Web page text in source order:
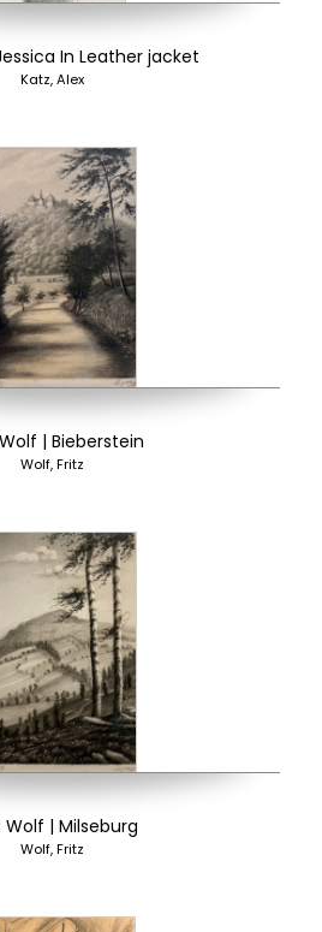
In Leather jacket
Katz, Alex
| Bieberstein
Wolf, Fritz
Wolf | Milseburg
Wolf, Fritz